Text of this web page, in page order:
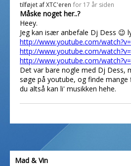
tilføjet afXTC'eren for 17 år siden
Måske noget her..?
Heey.
Jeg kan især anbefale Dj Dess 😉
http://www.youtube.com/
http://www.youtube.com/
http://www.youtube.com/
Det var bare nogle med Dj Dess,
søge på youtube, og finde mange
du altså kan li' musikken hehe.
Mad & Vin